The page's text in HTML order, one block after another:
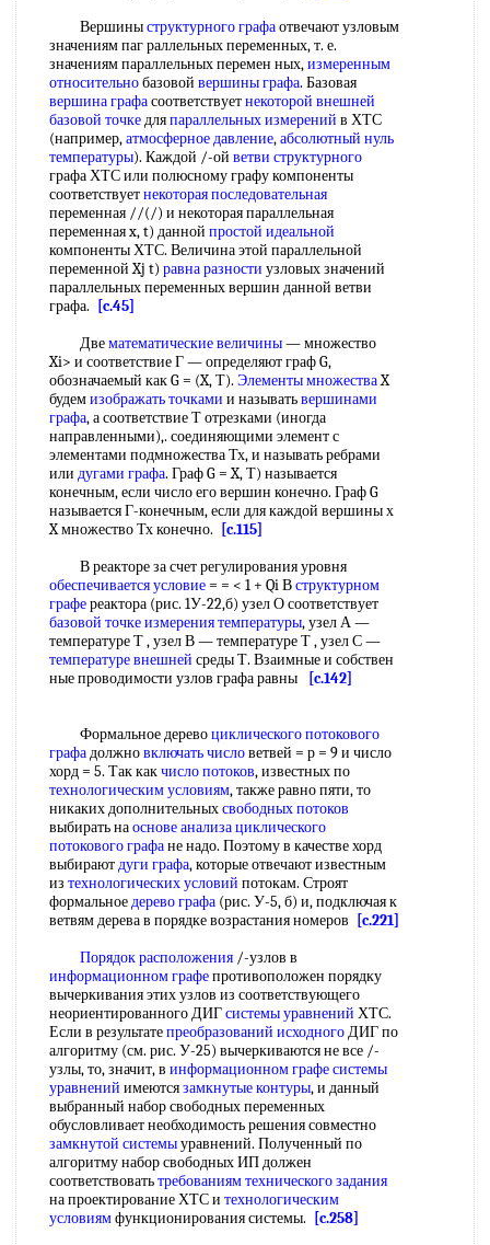
Вершиныструктурного графаотвечают узловым
значениям паг раллельных переменных, т. е.
значениям параллельных перемен ных,измеренным
относительнобазовой вершины графа. Базовая
вершина графасоответствуетнекоторой внешней
базовой точкедляпараллельных измерений в ХТС
(например,атмосферное давление,абсолютный нуль
температуры). Каждой /-ой ветви структурного
графа ХТС или полюсному графу компоненты
соответствуетнекоторая последовательная
переменная //(/) и некоторая параллельная
переменная x, t) данной простой идеальной
компоненты ХТС. Величина этой параллельной
переменной Xj t) равна разности узловых значений
параллельных переменных вершин данной ветви
графа.
[c.45]
Двематематические величины— множество
Xi> и соответствие Г — определяют граф G,
обозначаемый как G = (X, Т). Элементы множестваX
будемизображать точками и называтьвершинами
графа, а соответствие Т отрезками (иногда
направленными),. соединяющими элемент с
элементами подмножества Тх, и называть ребрами
или дугами графа. Граф G = X, Т) называется
конечным, если число его вершин конечно. Граф G
называется Г-конечным, если для каждой вершины х
X множество Тх конечно.
[c.115]
В реакторе за счет регулирования уровня
обеспечивается условие= = < 1 + Qi Вструктурном
графереактора (рис. 1У-22,б) узел О соответствует
базовой точкеизмерения температуры, узел А —
температуре Т , узел В — температуре Т , узел С —
температуре внешней среды Т. Взаимные и собствен
ные проводимости узлов графа равны
[c.142]
Формальное деревоциклического потокового
графадолжновключать числоветвей = р = 9 и число
хорд = 5. Так какчисло потоков, известных по
технологическим условиям, также равно пяти, то
никаких дополнительныхсвободных потоков
выбирать наоснове анализациклического
потокового графане надо. Поэтому в качестве хорд
выбираютдуги графа, которые отвечают известным
из технологических условий потокам. Строят
формальноедерево графа (рис. У-5, б) и, подключая к
ветвям дерева в порядке возрастания номеров
[c.221]
Порядок расположения /-узлов в
информационном графепротивоположен порядку
вычеркивания этих узлов из соответствующего
неориентированного ДИГсистемы уравнений ХТС.
Если в результатепреобразований исходногоДИГ по
алгоритму (см. рис. У-25) вычеркиваются не все /-
узлы, то, значит, в информационном графесистемы
уравнений имеютсязамкнутые контуры, и данный
выбранный набор свободных переменных
обусловливает необходимость решения совместно
замкнутой системыуравнений. Полученный по
алгоритму набор свободных ИП должен
соответствоватьтребованиям технического задания
на проектирование ХТС и технологическим
условиямфункционирования системы.
[c.258]